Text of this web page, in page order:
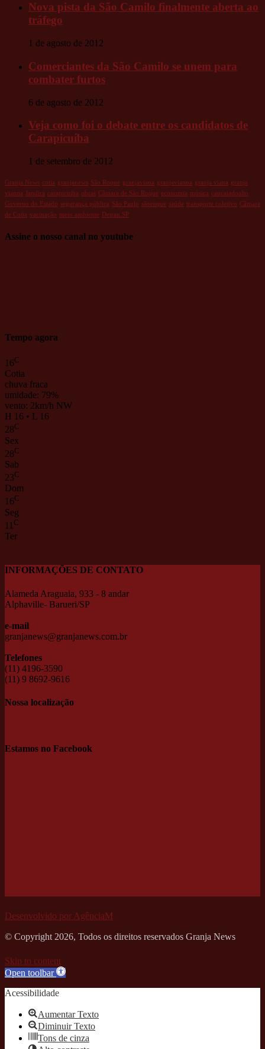
Nova pista da São Camilo finalmente aberta ao
tráfego
1 de agosto de 2012
Comerciantes da São Camilo se unem para
combater furtos
6 de agosto de 2012
Veja como foi o debate entre os candidatos de
Carapicuíba
1 de setembro de 2012
Granja News cotia granjanews São Roque granjaviana granjavianna granja viana granja
vianna
Jandira carapicuiba obras Câmara de São Roque economia música caucaiadoalto
Governo do Estado segurança pública São Paulo sãoroque saúde transporte coletivo Câmara
de Cotia vacinação meio ambiente Detran.SP
Assine o nosso canal no youtube
Tempo agora
16C
Cotia
chuva fraca
umidade: 79%
vento: 2km/h NW
H 16 • L 16
28C
Sex
28C
Sab
23C
Dom
16C
Seg
11 C
Ter
INFORMAÇÕES DE CONTATO
Alameda Araguaia, 933 - 8 andar
Alphaville- Barueri/SP
e-mail
granjanews@granjanews.com.br
Telefones
(11) 4196-3590
(11) 9 8692-9616
Nossa localização
Estamos no Facebook
Desenvolvido por AgênciaM
© Copyright 2026, Todos os direitos reservados Granja News
Skip to content
Open toolbar
Acessibilidade
Aumentar Texto
Diminuir Texto
Tons de cinza